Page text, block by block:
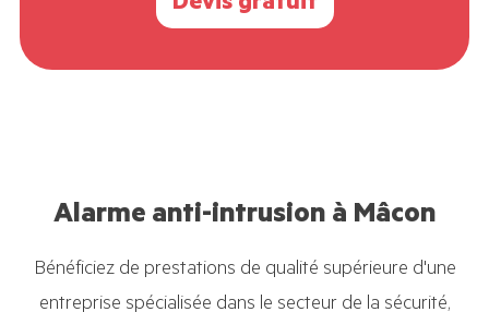
Alarme anti-intrusion à Mâcon
Bénéficiez de prestations de qualité supérieure d'une
entreprise spécialisée dans le secteur de la sécurité,